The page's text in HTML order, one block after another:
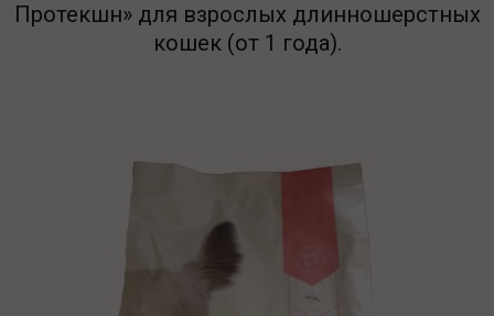
Протекшн» для взрослых длинношерстных
кошек (от 1 года).